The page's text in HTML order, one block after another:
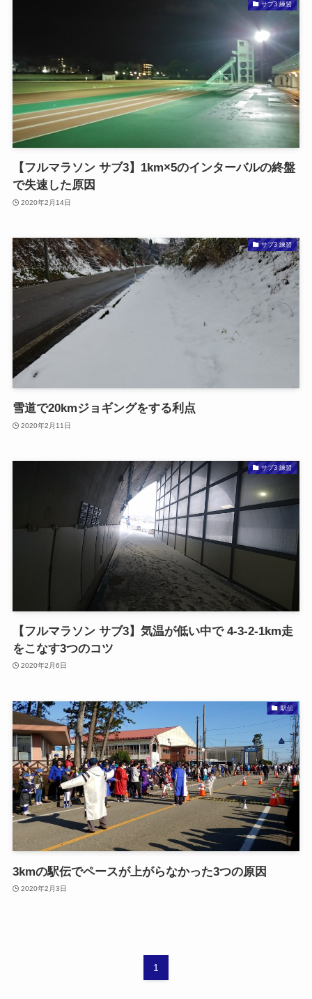
サブ3 練習
【フルマラソン サブ3】1km×5のインターバルの終盤
で失速した原因
2020年2月14日
サブ3 練習
雪道で20kmジョギングをする利点
2020年2月11日
サブ3 練習
【フルマラソン サブ3】気温が低い中で 4-3-2-1km走
をこなす3つのコツ
2020年2月6日
駅伝
3kmの駅伝でペースが上がらなかった3つの原因
2020年2月3日
1